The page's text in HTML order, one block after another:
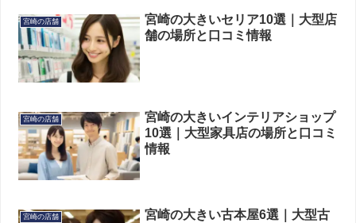
宮崎の店舗
宮崎の大きいセリア10選｜大型店
舗の場所と口コミ情報
宮崎の店舗
宮崎の大きいインテリアショップ
10選｜大型家具店の場所と口コミ
情報
宮崎の店舗
宮崎の大きい古本屋6選｜大型古